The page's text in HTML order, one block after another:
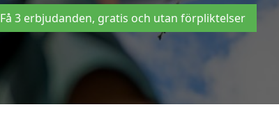
Få 3 erbjudanden, gratis och utan förpliktelser